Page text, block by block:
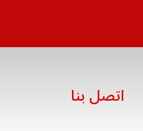
اتصل بنا